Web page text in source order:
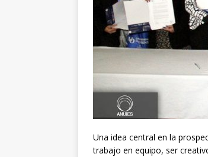
Una idea central en la
trabajo en equipo, ser